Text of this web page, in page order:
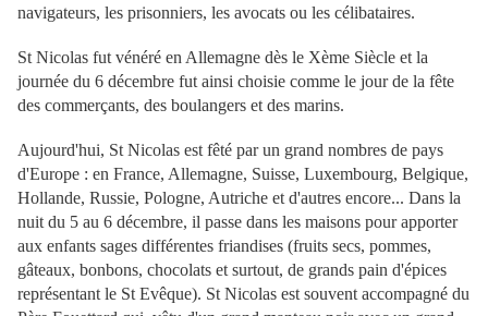
navigateurs, les prisonniers, les avocats ou les célibataires.
St Nicolas fut vénéré en Allemagne dès le Xème Siècle et la
journée du 6 décembre fut ainsi choisie comme le jour de la fête
des commerçants, des boulangers et des marins.
Aujourd'hui, St Nicolas est fêté par un grand nombres de pays
d'Europe : en France, Allemagne, Suisse, Luxembourg, Belgique,
Hollande, Russie, Pologne, Autriche et d'autres encore... Dans la
nuit du 5 au 6 décembre, il passe dans les maisons pour apporter
aux enfants sages différentes friandises (fruits secs, pommes,
gâteaux, bonbons, chocolats et surtout, de grands pain d'épices
représentant le St Evêque). St Nicolas est souvent accompagné du